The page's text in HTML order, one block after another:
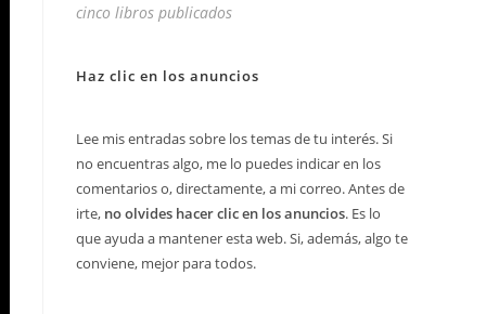
cinco libros publicados
Haz clic en los anuncios
Lee mis entradas sobre los temas de tu interés. Si
no encuentras algo, me lo puedes indicar en los
comentarios o, directamente, a mi correo. Antes de
irte, no olvides hacer clic en los anuncios. Es lo
que ayuda a mantener esta web. Si, además, algo te
conviene, mejor para todos.